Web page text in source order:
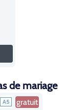
de mariage
gratuit